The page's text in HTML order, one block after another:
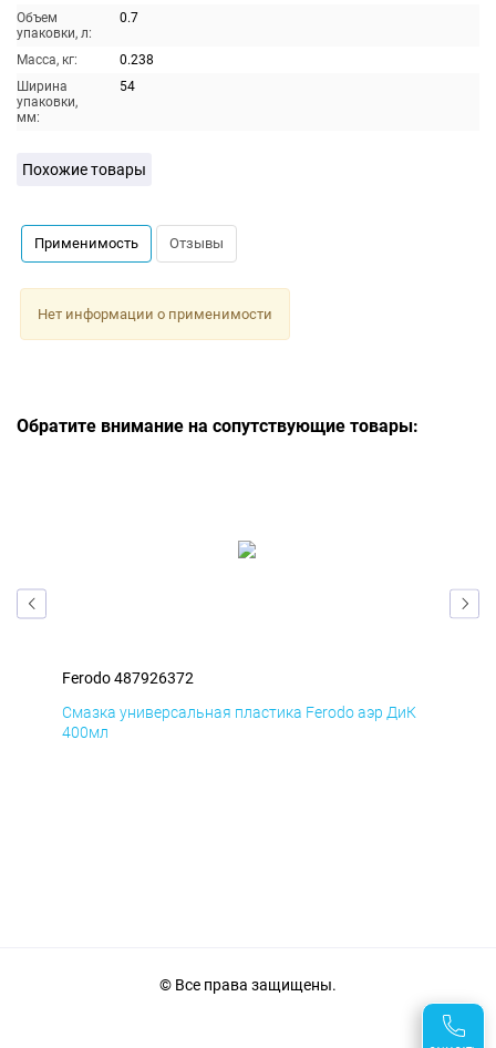
Объем
упаковки, л:
0.7
Масса, кг:
0.238
Ширина
упаковки,
мм:
54
Похожие товары
Применимость Отзывы
Нет информации о применимости
Обратите внимание на сопутствующие товары:
Ferodo 487926372
Смазка универсальная пластика Ferodo аэр ДиК
400мл
© Все права защищены.